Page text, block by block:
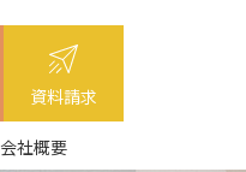
資料請求
会社概要